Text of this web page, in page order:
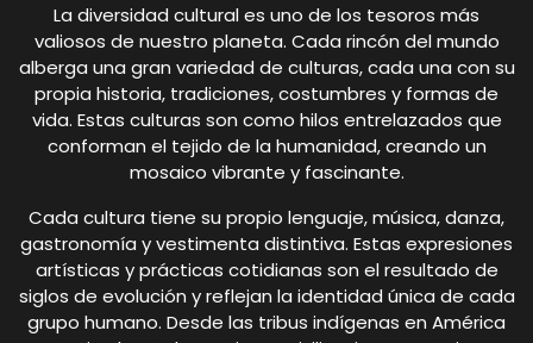
La diversidad cultural es uno de los tesoros más
valiosos de nuestro planeta. Cada rincón del mundo
alberga una gran variedad de culturas, cada una con su
propia historia, tradiciones, costumbres y formas de
vida. Estas culturas son como hilos entrelazados que
conforman el tejido de la humanidad, creando un
mosaico vibrante y fascinante.
Cada cultura tiene su propio lenguaje, música, danza,
gastronomía y vestimenta distintiva. Estas expresiones
artísticas y prácticas cotidianas son el resultado de
siglos de evolución y reflejan la identidad única de cada
grupo humano. Desde las tribus indígenas en América